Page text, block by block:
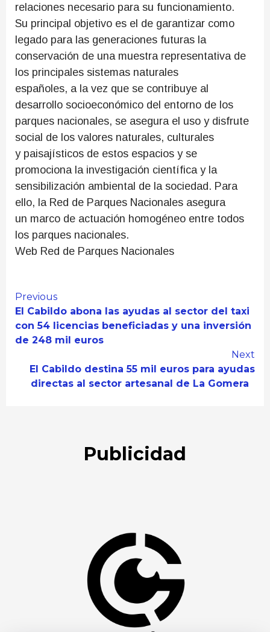
relaciones necesario para su funcionamiento.
Su principal objetivo es el de garantizar como
legado para las generaciones futuras la
conservación de una muestra representativa de
los principales sistemas naturales
españoles, a la vez que se contribuye al
desarrollo socioeconómico del entorno de los
parques nacionales, se asegura el uso y disfrute
social de los valores naturales, culturales
y paisajísticos de estos espacios y se
promociona la investigación científica y la
sensibilización ambiental de la sociedad. Para
ello, la Red de Parques Nacionales asegura
un marco de actuación homogéneo entre todos
los parques nacionales.
Web Red de Parques Nacionales
Continue
Reading
Previous
El Cabildo abona las ayudas al sector del taxi
con 54 licencias beneficiadas y una inversión
de 248 mil euros
Next
El Cabildo destina 55 mil euros para ayudas
directas al sector artesanal de La Gomera
Publicidad